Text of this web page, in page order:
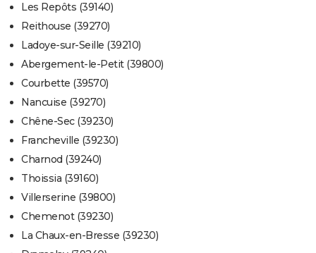
Les Repôts (39140)
Reithouse (39270)
Ladoye-sur-Seille (39210)
Abergement-le-Petit (39800)
Courbette (39570)
Nancuise (39270)
Chêne-Sec (39230)
Francheville (39230)
Charnod (39240)
Thoissia (39160)
Villerserine (39800)
Chemenot (39230)
La Chaux-en-Bresse (39230)